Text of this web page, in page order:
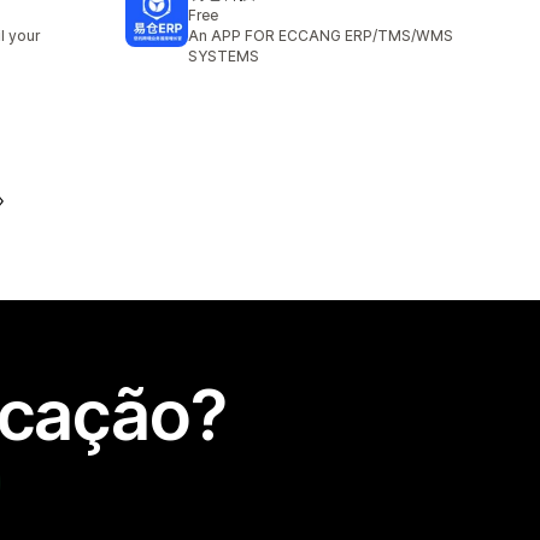
your
Free
An APP FOR ECCANG ERP/TMS/WMS
SYSTEMS